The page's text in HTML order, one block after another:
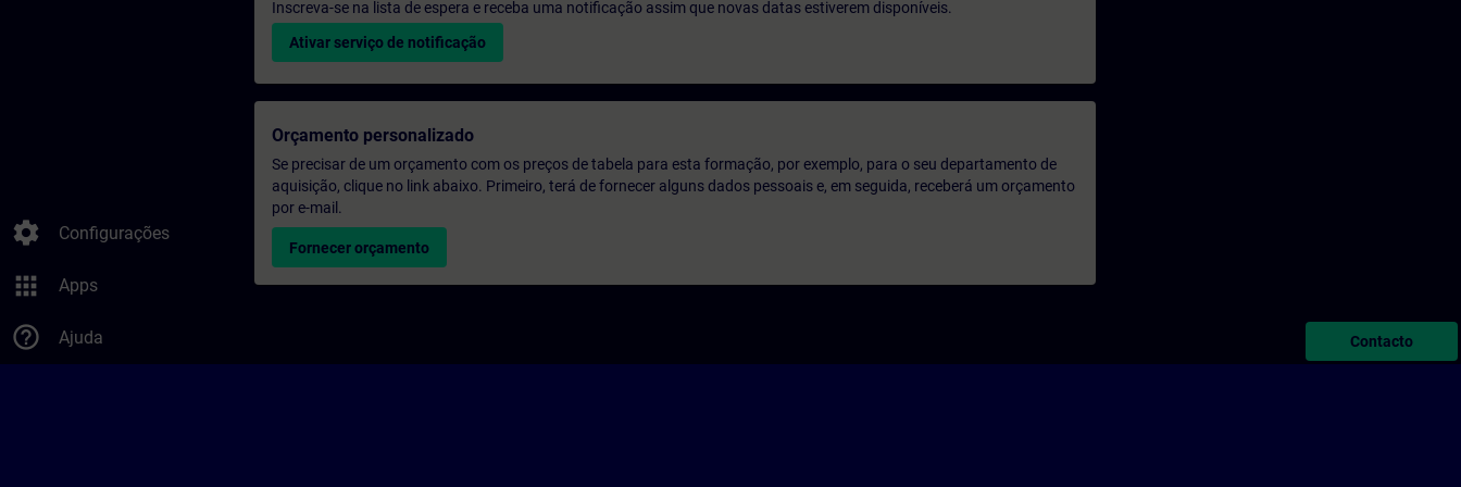
settings Configurações
apps Apps
help_outline Ajuda
Inscreva-se na lista de espera e receba uma notificação assim que novas datas estiverem disponíveis.
Ativar serviço de notificação
Orçamento personalizado
Se precisar de um orçamento com os preços de tabela para esta formação, por exemplo, para o seu departamento de
aquisição, clique no link abaixo. Primeiro, terá de fornecer alguns dados pessoais e, em seguida, receberá um orçamento
por e-mail.
Fornecer orçamento
Contacto